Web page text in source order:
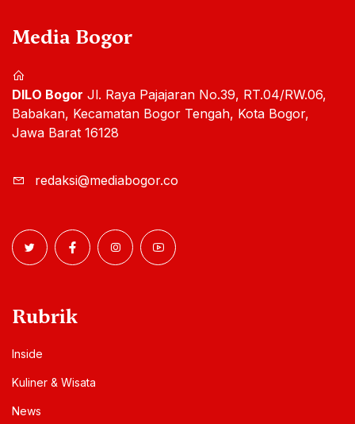
Media Bogor
DILO Bogor Jl. Raya Pajajaran No.39, RT.04/RW.06,
Babakan, Kecamatan Bogor Tengah, Kota Bogor,
Jawa Barat 16128
redaksi@mediabogor.co
Rubrik
Inside
Kuliner & Wisata
News